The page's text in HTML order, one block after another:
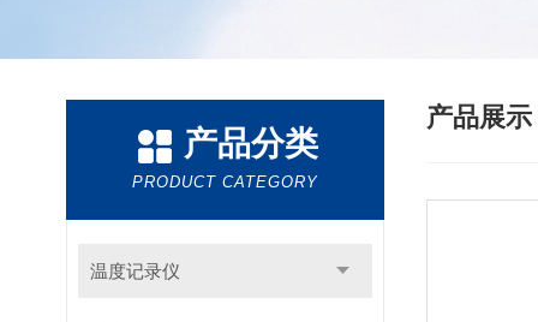
产品分类
PRODUCT CATEGORY
温度记录仪
产品展示